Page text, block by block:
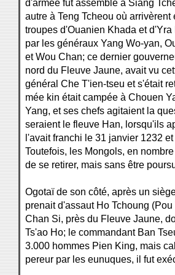
d'armée fut assemblé à Siang
autre à Teng Tcheou où
troupes d'Ouanien Khada et
par les généraux Yang Wo-yan,
et Wou Chan; ce dernier
nord du Fleuve Jaune, avait vu
général Che T'ien-tseu et s'était
mée kin était campée à Chouen
Yang, et ses chefs agitaient la
seraient le fleuve Han, lorsqu'ils
l'avait franchi le 31 janvier 1232
Toutefois, les Mongols, en
de se retirer, mais sans être
Ogotaï de son côté, après un
prenait d'assaut Ho Tchoung
Chan Si, près du Fleuve Jaune,
Ts'ao Ho; le commandant Ban
3.000 hommes Pien King, mais
pereur par les eunuques, il fut